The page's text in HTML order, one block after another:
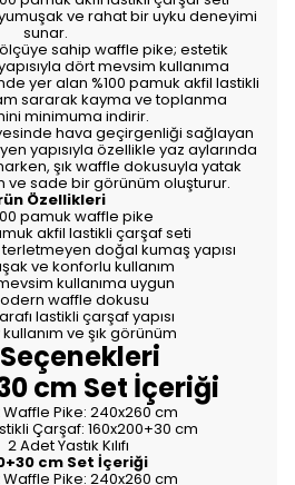
ve rahat bir uyku deneyimi
sunar.
sahip waffle pike; estetik
dört mevsim kullanıma
yer alan %100 pamuk akfil lastikli
sararak kayma ve toplanma
minimuma indirir.
hava geçirgenliği sağlayan
yapısıyla özellikle yaz aylarında
şık waffle dokusuyla yatak
ve sade bir görünüm oluşturur.
Özellikleri
pamuk waffle pike
akfil lastikli çarşaf seti
doğal kumaş yapısı
ve konforlu kullanım
kullanıma uygun
waffle dokusu
lastikli çarşaf yapısı
ve şık görünüm
cm Set İçeriği
Waffle Pike: 240x260 cm
Çarşaf: 160x200+30 cm
2 Adet Yastık Kılıfı
cm Set İçeriği
Waffle Pike: 240x260 cm